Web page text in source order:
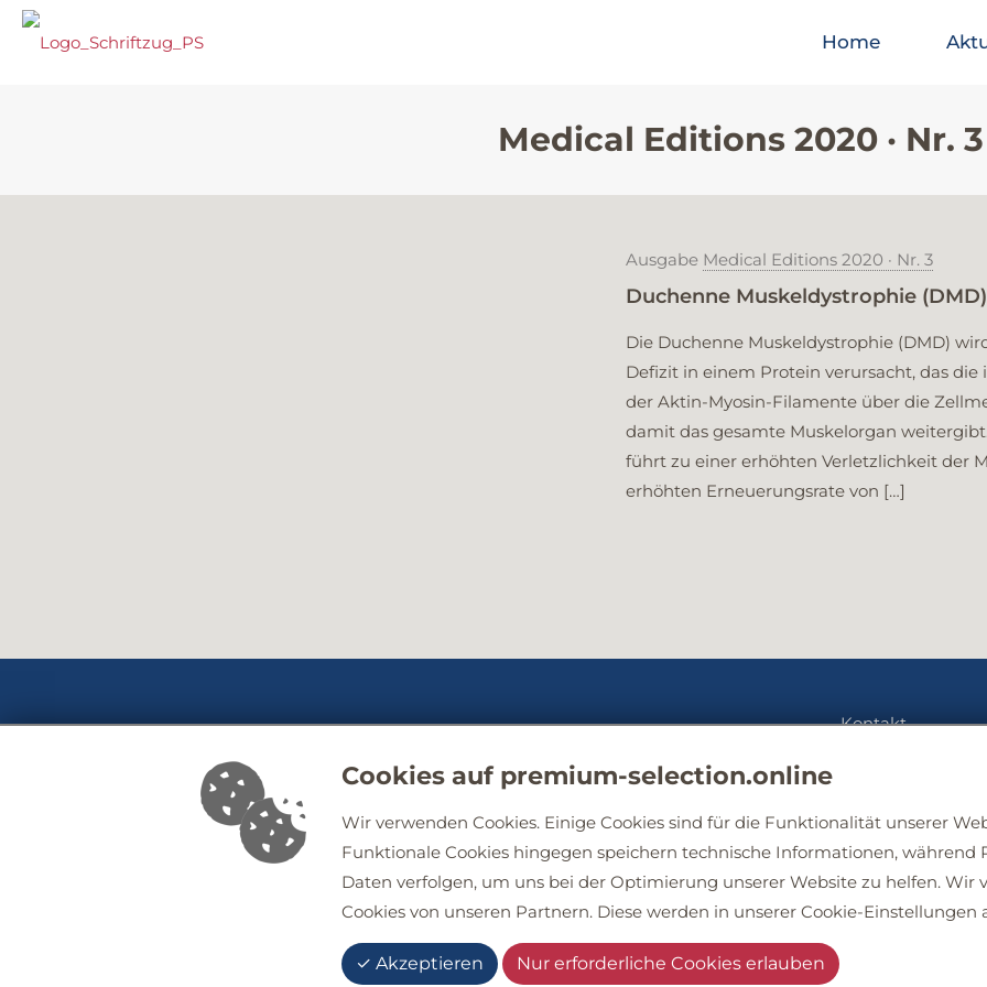
Home
Medical Editions 2020 · Nr. 3
Ausgabe Medical Editions 2020 · Nr. 3
Duchenne Muskeldystrophie (DMD)
Die Duchenne Muskeldystrophie (DMD)
Defizit in einem Protein verursacht, das
der Aktin-Myosin-Filamente über die
damit das gesamte Muskelorgan
führt zu einer erhöhten Verletzlichkeit der
erhöhten Erneuerungsrate von […]
Kontakt
Herausgeber
Seeshaupter Str. 85
82541 Münsing
Tel.: +49 (0) 8801-913149-0
Web:www.premium-selection.online
Am
Tel.:
Cookies auf premium-selection.online
Wir verwenden Cookies. Einige Cookies sind für die Funktionalität unserer
Funktionale Cookies hingegen speichern technische Informationen, während
Daten verfolgen, um uns bei der Optimierung unserer Website zu helfen.
Cookies von unseren Partnern. Diese werden in unserer Cookie-Einstellungen
✓ Akzeptieren Nur erforderliche Cookies erlauben